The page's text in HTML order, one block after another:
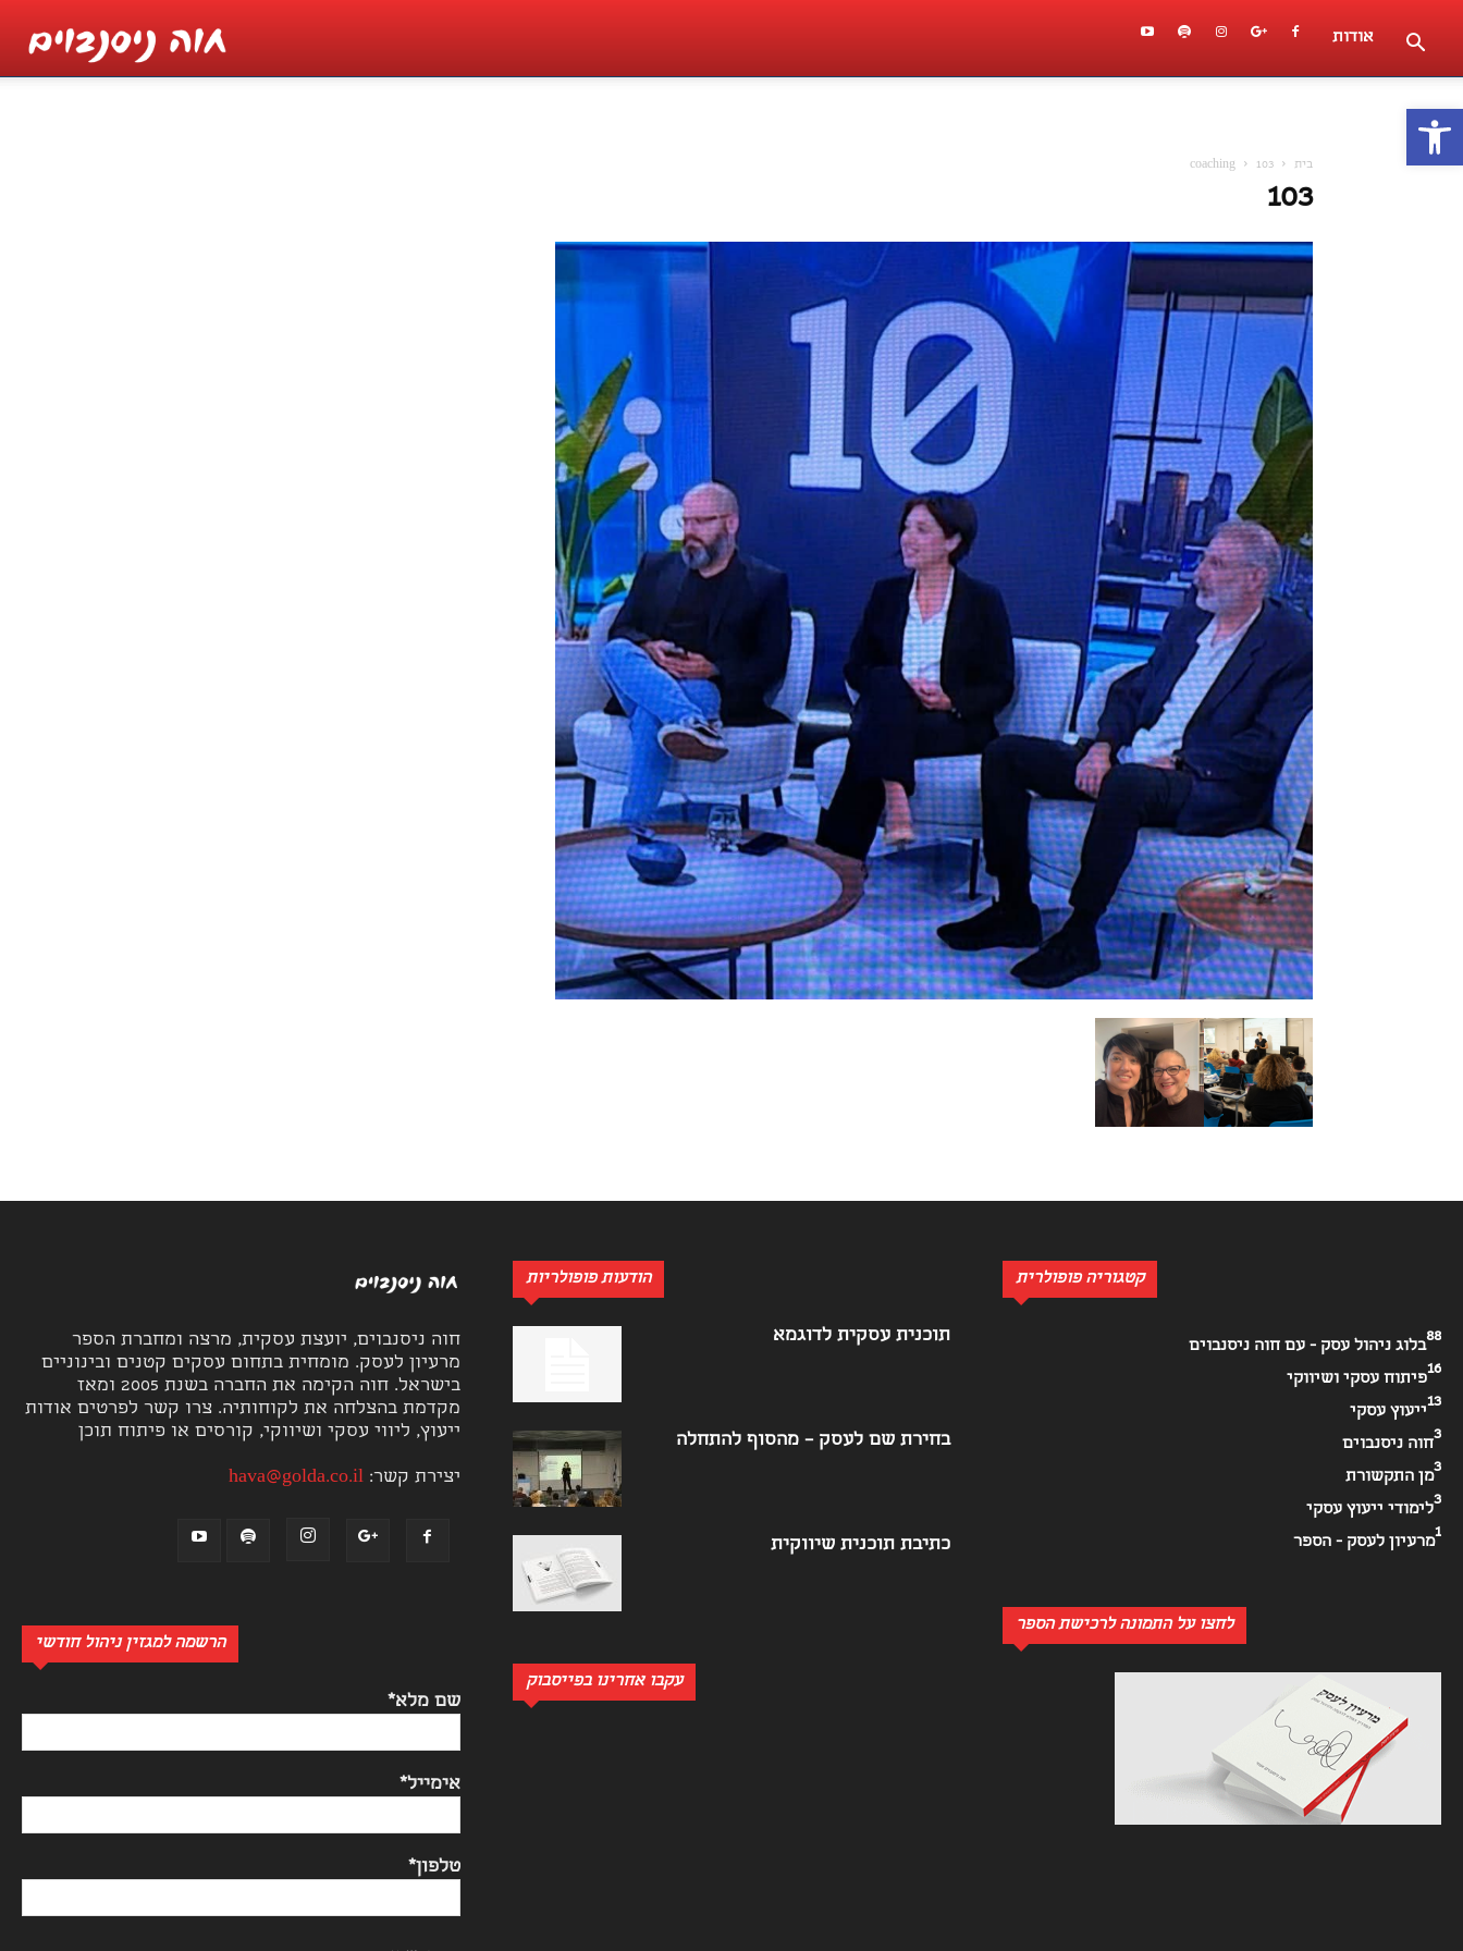
פתח סרגל נגישות
אודות
בית coaching 103
103
חוה ניסנבוים, יועצת עסקית, מרצה ומחברת הספר
מרעיון לעסק. מומחית בתחום עסקים קטנים ובינוניים
בישראל. חוה הקימה את החברה בשנת 2005 ומאז
מקדמת בהצלחה את לקוחותיה. צרו קשר לפרטים אודות
ייעוץ, ליווי עסקי ושיווקי, קורסים או פיתוח תוכן
יצירת קשר:hava@golda.co.il
הרשמה למגזין ניהול חודשי
שם מלא*
אימייל*
טלפון*
הודעות פופולריות
תוכנית עסקית לדוגמא
בחירת שם לעסק – מהסוף להתחלה
כתיבת תוכנית שיווקית
עקבו אחרינו בפייסבוק
קטגוריה פופולרית
בלוג ניהול עסק - עם חוה ניסנבוים
88
פיתוח עסקי ושיווקי
16
ייעוץ עסקי
13
חוה ניסנבוים
3
מן התקשורת
3
לימודי ייעוץ עסקי
3
מרעיון לעסק - הספר
1
לחצו על התמונה לרכישת הספר